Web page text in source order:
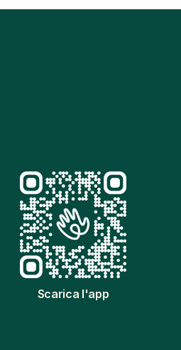
Scarica l'app